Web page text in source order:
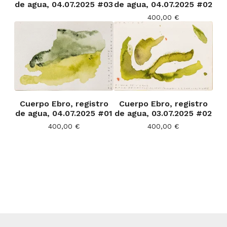
de agua, 04.07.2025 #03de agua, 04.07.2025 #02
400,00 €
Cuerpo Ebro, registro
de agua, 04.07.2025 #01
400,00 €
Cuerpo Ebro, registro
de agua, 03.07.2025 #02
400,00 €